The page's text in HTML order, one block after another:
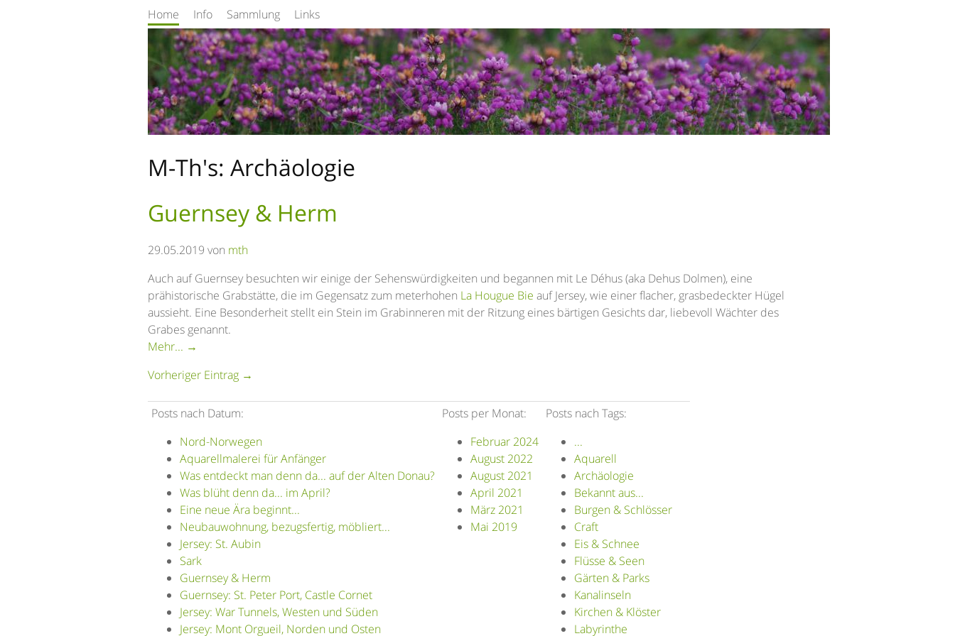
Home Info Sammlung Links
M-Th's: Archäologie
Guernsey & Herm
29.05.2019 von mth
Auch auf Guernsey besuchten wir einige der Sehenswürdigkeiten und begannen mit Le Déhus (aka Dehus Dolmen), eine
prähistorische Grabstätte, die im Gegensatz zum meterhohen La Hougue Bie auf Jersey, wie einer flacher, grasbedeckter Hügel
aussieht. Eine Besonderheit stellt ein Stein im Grabinneren mit der Ritzung eines bärtigen Gesichts dar, liebevoll Wächter des
Grabes genannt.
Mehr... →
Vorheriger Eintrag →
Posts nach Datum:
Nord-Norwegen
Aquarellmalerei für Anfänger
Was entdeckt man denn da... auf der Alten Donau?
Was blüht denn da... im April?
Eine neue Ära beginnt...
Neubauwohnung, bezugsfertig, möbliert...
Jersey: St. Aubin
Sark
Guernsey & Herm
Guernsey: St. Peter Port, Castle Cornet
Jersey: War Tunnels, Westen und Süden
Jersey: Mont Orgueil, Norden und Osten
Posts per Monat:
Februar 2024
August 2022
August 2021
April 2021
März 2021
Mai 2019
Posts nach Tags:
...
Aquarell
Archäologie
Bekannt aus...
Burgen & Schlösser
Craft
Eis & Schnee
Flüsse & Seen
Gärten & Parks
Kanalinseln
Kirchen & Klöster
Labyrinthe